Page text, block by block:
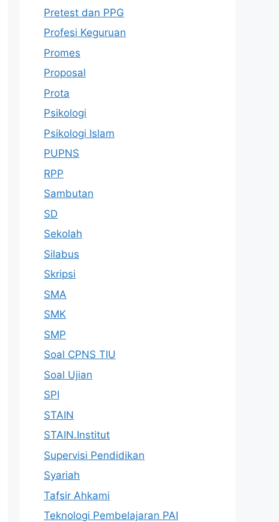
Pretest dan PPG
Profesi Keguruan
Promes
Proposal
Prota
Psikologi
Psikologi Islam
PUPNS
RPP
Sambutan
SD
Sekolah
Silabus
Skripsi
SMA
SMK
SMP
Soal CPNS TIU
Soal Ujian
SPI
STAIN
STAIN.Institut
Supervisi Pendidikan
Syariah
Tafsir Ahkami
Teknologi Pembelajaran PAI